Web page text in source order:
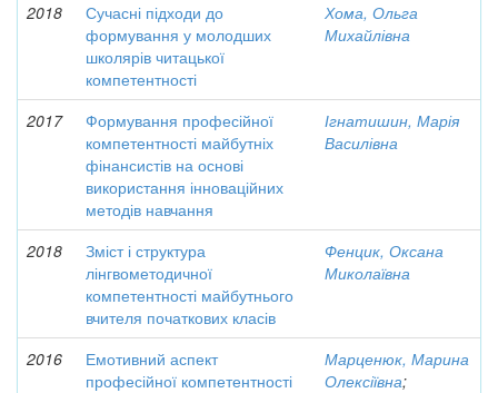
2018
Сучасні підходи до
формування у молодших
школярів читацької
компетентності
Хома, Ольга
Михайлівна
2017
Формування професійної
компетентності майбутніх
фінансистів на основі
використання інноваційних
методів навчання
Ігнатишин, Марія
Василівна
2018
Зміст і структура
лінгвометодичної
компетентності майбутнього
вчителя початкових класів
Фенцик, Оксана
Миколаївна
2016
Емотивний аспект
професійної компетентності
Марценюк, Марина
Олексіївна;